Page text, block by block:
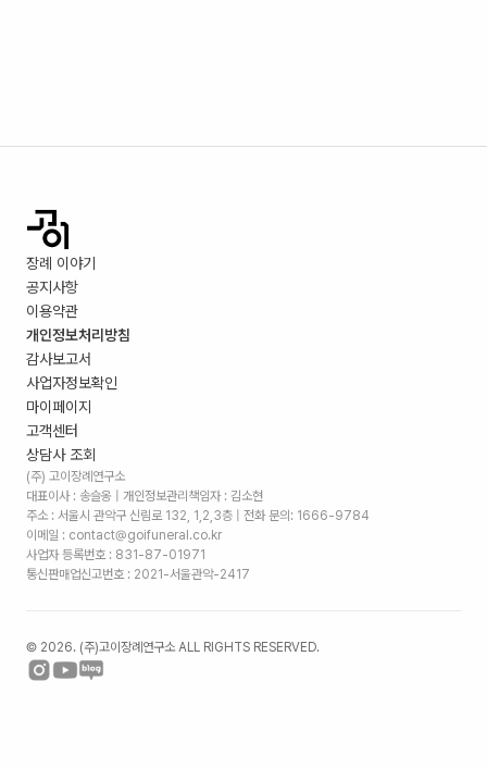
장례 이야기
공지사항
이용약관
개인정보처리방침
감사보고서
사업자정보확인
마이페이지
고객센터
상담사 조회
(주) 고이장례연구소
대표이사 : 송슬옹 | 개인정보관리책임자 : 김소현
주소 : 서울시 관악구 신림로 132, 1,2,3층 | 전화 문의: 1666-9784
이메일 : contact@goifuneral.co.kr
사업자 등록번호 : 831-87-01971
통신판매업신고번호 : 2021-서울관악-2417
© 2026. (주)고이장례연구소 ALL RIGHTS RESERVED.